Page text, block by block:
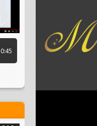
0:45